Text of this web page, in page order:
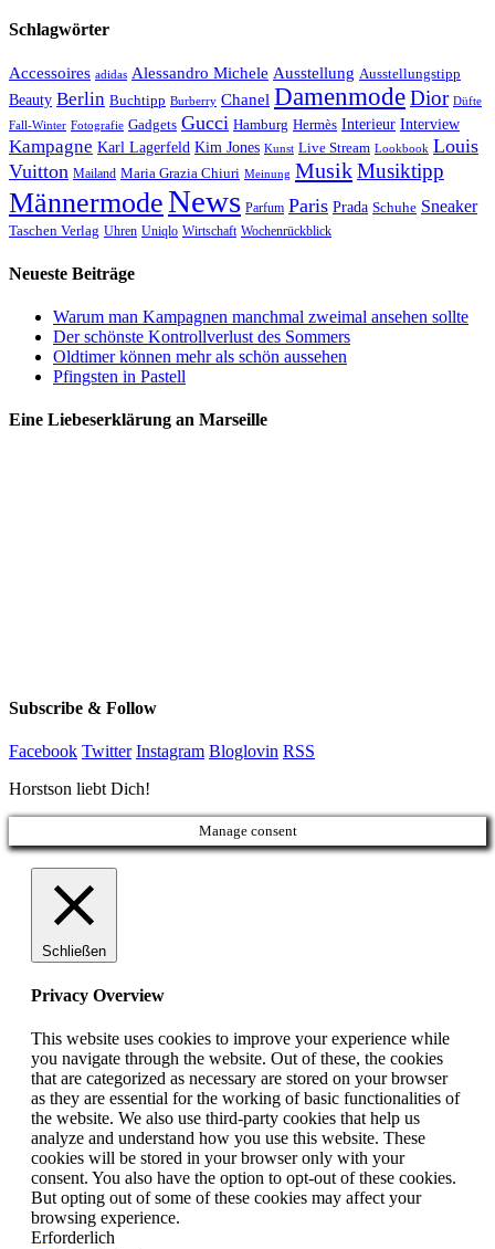
Schlagwörter
Accessoires adidas Alessandro Michele Ausstellung Ausstellungstipp
Beauty Berlin Buchtipp Burberry Chanel DamenmodeDior Düfte
Fall-Winter Fotografie Gadgets Gucci Hamburg Hermès Interieur Interview
Kampagne Karl Lagerfeld Kim Jones Kunst Live Stream Lookbook Louis
Vuitton Mailand Maria Grazia Chiuri Meinung MusikMusiktipp
MännermodeNews Parfum Paris Prada Schuhe Sneaker
Taschen Verlag Uhren Uniqlo Wirtschaft Wochenrückblick
Neueste Beiträge
Warum man Kampagnen manchmal zweimal ansehen sollte
Der schönste Kontrollverlust des Sommers
Oldtimer können mehr als schön aussehen
Pfingsten in Pastell
Eine Liebeserklärung an Marseille
Subscribe & Follow
Facebook Twitter Instagram Bloglovin RSS
Horstson liebt Dich!
Manage consent
Schließen
Privacy Overview
This website uses cookies to improve your experience while
you navigate through the website. Out of these, the cookies
that are categorized as necessary are stored on your browser
as they are essential for the working of basic functionalities of
the website. We also use third-party cookies that help us
analyze and understand how you use this website. These
cookies will be stored in your browser only with your
consent. You also have the option to opt-out of these cookies.
But opting out of some of these cookies may affect your
browsing experience.
Erforderlich